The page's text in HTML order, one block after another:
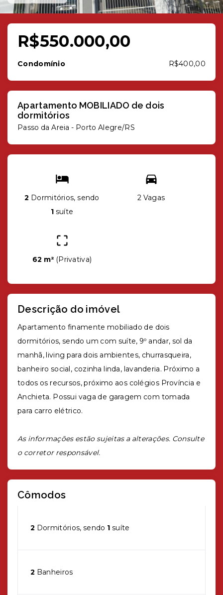
R$550.000,00
Condomínio R$400,00
Apartamento MOBILIADO de dois
dormitórios
Passo da Areia - Porto Alegre/RS
2 Dormitórios, sendo
1 suíte
2 Vagas
62 m² (Privativa)
Descrição do imóvel
Apartamento finamente mobiliado de dois
dormitórios, sendo um com suíte, 9º andar, sol da
manhã, living para dois ambientes, churrasqueira,
banheiro social, cozinha linda, lavanderia. Próximo a
todos os recursos, próximo aos colégios Província e
Anchieta. Possui vaga de garagem com tomada
para carro elétrico.
As informações estão sujeitas a alterações. Consulte
o corretor responsável.
Cômodos
2 Dormitórios, sendo 1 suíte
2 Banheiros